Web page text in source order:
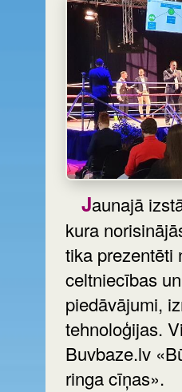
Jaunajā izstādē «ComfortHome 2019»,
kura
tika prezentēti
celtniecības
piedāvājumi,
tehnoloģijas.
Buvbaze.lv
ringa cīņas».